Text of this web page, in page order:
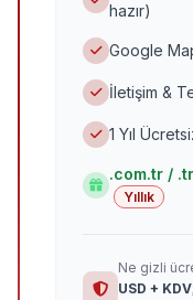
hazır)
Google
İletişim &
1 Yıl
.com.tr /
Yıllık
Ne gizli
USD + KDV